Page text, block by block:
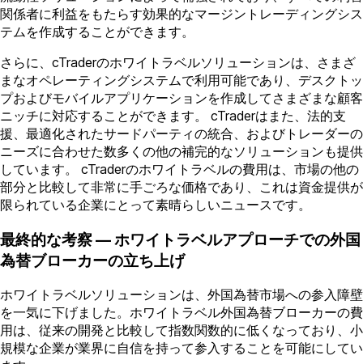
関係者に利益をもたらす効果的なマージントレーディングシス
テムを作成することができます。
さらに、cTraderのホワイトラベルソリューションは、さまざ
まなオペレーティングシステムで利用可能であり、デスクトッ
プおよびモバイルアプリケーションを作成してさまざまな顧客
ニッチに対応することができます。 cTraderはまた、法的支
援、最適化されたサードパーティの統合、およびトレーダーの
ニーズに合わせた数多くの他の補完的なソリューションも提供
しています。 cTraderのホワイトラベルの費用は、市場の他の
部分と比較して非常に手ごろな価格であり、これは資金提供が
限られている企業にとって素晴らしいニュースです。
最終的な考察 — ホワイトラベルアプローチでの外国
為替ブローカーの立ち上げ
ホワイトラベルソリューションは、外国為替市場への参入障壁
を一気に下げました。ホワイトラベル外国為替ブローカーの費
用は、従来の開発と比較して指数関数的に低くなっており、小
規模な企業が業界に自信を持って参入することを可能にしてい